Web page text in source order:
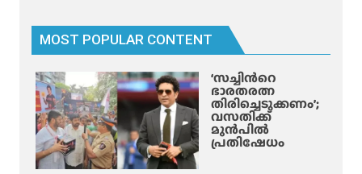
MOST POPULAR CONTENT
‘സച്ചിന്‍റെ
ഭാരതരത്ന
തിരിച്ചെടുക്കണം’;
വസതിക്ക്
മുൻപിൽ
പ്രതിഷേധം